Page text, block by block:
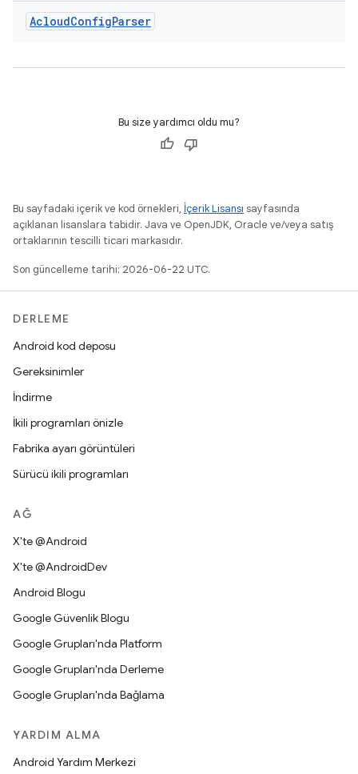
AcloudConfigParser
Bu size yardımcı oldu mu?
Bu sayfadaki içerik ve kod örnekleri, İçerik Lisansı sayfasında
açıklanan lisanslara tabidir. Java ve OpenJDK, Oracle ve/veya satış
ortaklarının tescilli ticari markasıdır.
Son güncelleme tarihi: 2026-06-22 UTC.
DERLEME
Android kod deposu
Gereksinimler
İndirme
İkili programları önizle
Fabrika ayarı görüntüleri
Sürücü ikili programları
AĞ
X'te @Android
X'te @AndroidDev
Android Blogu
Google Güvenlik Blogu
Google Grupları'nda Platform
Google Grupları'nda Derleme
Google Grupları'nda Bağlama
YARDIM ALMA
Android Yardım Merkezi